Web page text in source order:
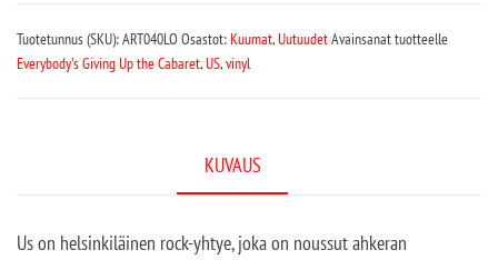
Tuotetunnus (SKU):ART040LO Osastot:Kuumat,UutuudetAvainsanat tuotteelle
Everybody's Giving Up the Cabaret,US,vinyl
KUVAUS
Us on helsinkiläinen rock-yhtye, joka on noussut ahkeran